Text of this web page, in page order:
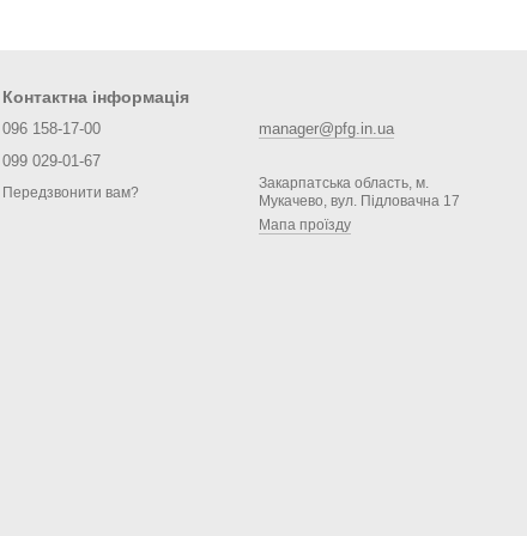
Контактна інформація
096 158-17-00
099 029-01-67
Передзвонити вам?
manager@pfg.in.ua
Закарпатська область, м.
Мукачево, вул. Підловачна 17
Мапа проїзду